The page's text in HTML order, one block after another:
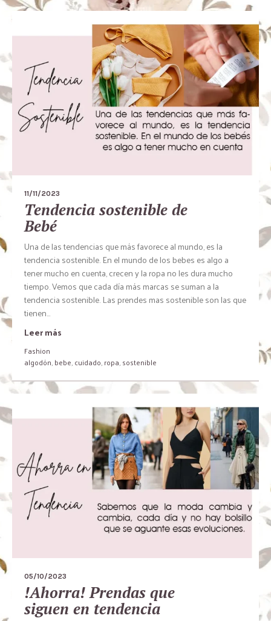
11/11/2023
Tendencia sostenible de
Bebé
Una de las tendencias que más favorece al mundo, es la
tendencia sostenible. En el mundo de los bebes es algo a
tener mucho en cuenta, crecen y la ropa no les dura mucho
tiempo. Vemos que cada día más marcas se suman a la
tendencia sostenible. Las prendes mas sostenible son las que
tienen...
Leer más
Fashion
algodón,bebe,cuidado,ropa,sostenible
05/10/2023
!Ahorra! Prendas que
siguen en tendencia